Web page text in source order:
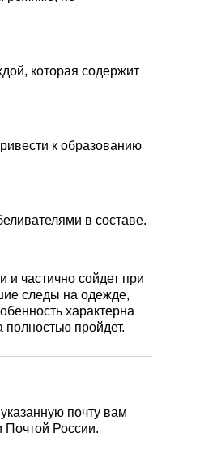
которая содержит
к образованию
в составе.
и частично сойдет при
следы на одежде,
характерна
пройдет.
почту вам
Почтой России.